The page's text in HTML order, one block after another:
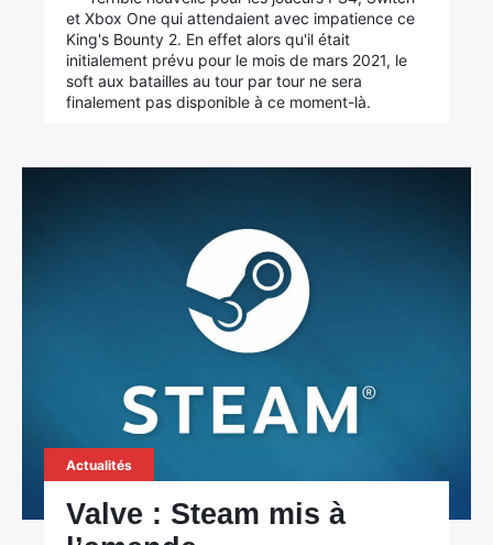
et Xbox One qui attendaient avec impatience ce
King's Bounty 2. En effet alors qu'il était
initialement prévu pour le mois de mars 2021, le
soft aux batailles au tour par tour ne sera
finalement pas disponible à ce moment-là.
Actualités
Valve : Steam mis à